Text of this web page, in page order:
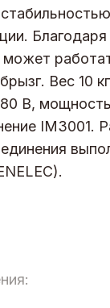
Благодаря
Вес 10
В,
IM3001.